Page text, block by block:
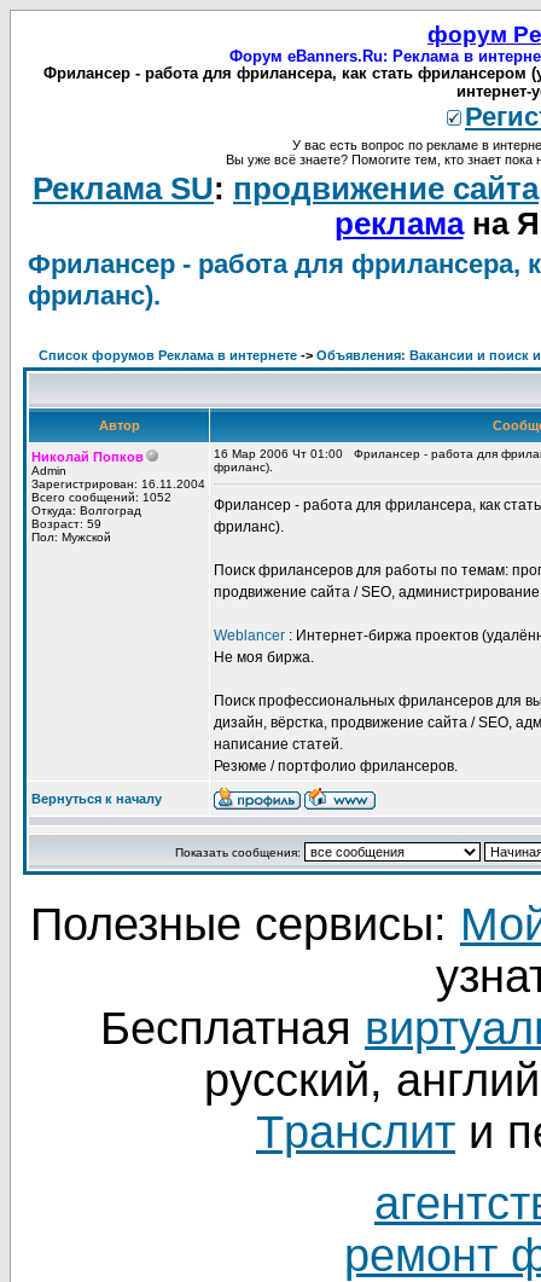
форум
Форум eBanners.Ru: Реклама в
Фрилансер - работа для фрилансера, как стать фрилансером
интернет-
У вас есть вопрос по рекламе в
Вы уже всё знаете? Помогите тем, кто знает пока
Реклама SU: продвижение сайта
рекламана
Фрилансер - работа для фрилансера,
фриланс).
Список форумов Реклама в интернете -> Объявления: Вакансии и поиск
Автор
Николай Попков
Admin
Зарегистрирован: 16.11.2004
Всего сообщений: 1052
Откуда: Волгоград
Возраст: 59
Пол: Мужской
16 Мар 2006 Чт 01:00
Фрилансер - работа для
фриланс).
Фрилансер - работа для фрилансера, как
фриланс).
Поиск фрилансеров для работы по темам:
продвижение сайта / SEO,
Weblancer : Интернет-биржа проектов
Не моя биржа.
Поиск профессиональных фрилансеров для
дизайн, вёрстка, продвижение сайта / SEO,
написание статей.
Резюме / портфолио фрилансеров.
Вернуться к началу
Показать сообщения:
Полезные сервисы:
Бесплатная
русский,
Tранслит и
ремонт